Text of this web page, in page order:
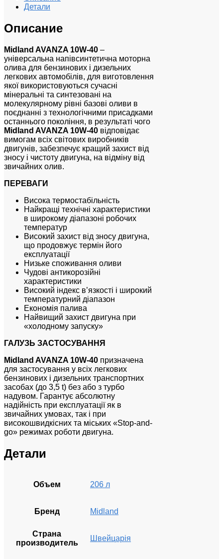
Детали
Описание
Midland AVANZA 10W-40 –
універсальна напівсинтетична моторна
олива для бензинових і дизельних
легкових автомобілів, для виготовлення
якої використовуються сучасні
мінеральні та синтезовані на
молекулярному рівні базові оливи в
поєднанні з технологічними присадками
останнього покоління, в результаті чого
Midland AVANZA 10W-40 відповідає
вимогам всіх світових виробників
двигунів, забезпечує кращий захист від
зносу і чистоту двигуна, на відміну від
звичайних олив.
ПЕРЕВАГИ
Висока термостабільність
Найкращі технічні характеристики
в широкому діапазоні робочих
температур
Високий захист від зносу двигуна,
що продовжує термін його
експлуатації
Низьке споживання оливи
Чудові антикорозійні
характеристики
Високий індекс в’язкості і широкий
температурний діапазон
Економія палива
Найвищий захист двигуна при
«холодному запуску»
ГАЛУЗЬ ЗАСТОСУВАННЯ
Midland AVANZA 10W-40 призначена
для застосування у всіх легкових
бензинових і дизельних транспортних
засобах (до 3,5 t) без або з турбо
надувом. Гарантує абсолютну
надійність при експлуатації як в
звичайних умовах, так і при
високошвидкісних та міських «Stop-and-
go» режимах роботи двигуна.
Детали
Объем 206 л
Бренд Midland
Страна
производитель
Швейцарія